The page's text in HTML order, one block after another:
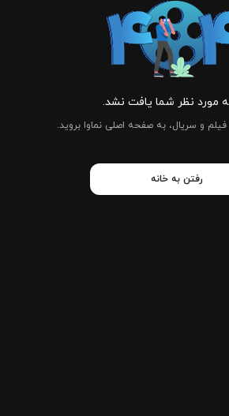
مورد نظر شما یافت نشد.
فیلم و سریال، به صفحه اصلی نماوا بروید.
رفتن به خانه